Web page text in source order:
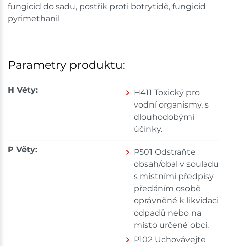
Parametry produktu:
H Věty:
H411 Toxický pro
vodní organismy, s
dlouhodobými
účinky.
P Věty:
P501 Odstraňte
obsah/obal v souladu
s místními předpisy
předáním osobě
oprávněné k likvidaci
odpadů nebo na
místo určené obcí.
P102 Uchovávejte
fungicid do sadu, postřik proti botrytidě, fungicid
pyrimethanil